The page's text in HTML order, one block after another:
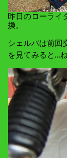
昨日のローライ
換。
シェルパは前回
を見てみると…